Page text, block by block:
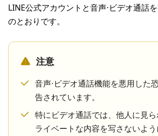
LINE公式アカウントと音声⋅ビデオ通話
のとおりです。
注意
音声⋅ビデオ通話機能を悪用した
告されています。
特にビデオ通話では、他人に見
ライベートな内容を写さないよ